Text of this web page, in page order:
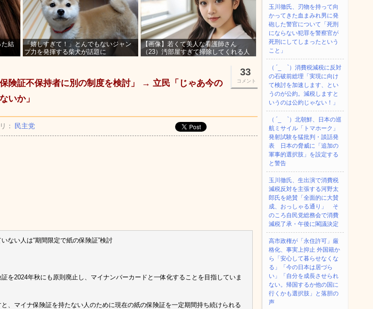
た結
「嬉しすぎて！」とんでもないジャン
プ力を発揮する柴犬が話題に
【画像】若くて美人な看護師さん
（23）汚部屋すぎて掃除してくれる人
33
コメント
保険証不保持者に別の制度を検討」 → 立民「じゃあ今の
いか」
： 民主党
ない人は“期間限定で紙の保険証”検討
を2024年秋にも原則廃止し、マイナンバーカードと一体化することを目指していま
、マイナ保険証を持たない人のために現在の紙の保険証を一定期間持ち続けられる
玉川徹氏、刃物を持って向
かってきた血まみれ男に発
砲した警官について「死刑
にならない犯罪を警察官が
死刑にしてしまったという
こと」
（ ´_ゝ`）消費税減税に反対
の石破前総理「実現に向け
て検討を加速します、とい
うのが公約。減税しますと
いうのは公約じゃない！」
（ ´_ゝ`）北朝鮮、日本の巡
航ミサイル「‌トマホーク」
発射試験を猛批判・談話発
表 日本の脅威に「追加の
軍事的選択肢」を設定する
と警告
玉川徹氏、生出演で消費税
減税反対を主張する河野太
郎氏を絶賛「全面的に大賛
成、おっしゃる通り」 そ
のころ自民党総務会で消費
減税了承・午後に閣議決定
高市政権が「永住許可」厳
格化、事実上抑止 外国籍か
ら「安心して暮らせなくな
る」「今の日本は居づら
い」「自分を成長させられ
ない。帰国するか他の国に
行くかも選択肢」と落胆の
声